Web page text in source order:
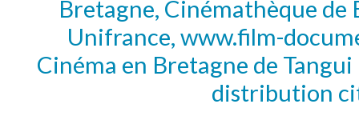
Bretagne, Cinémathèque de
Unifrance, www.film-
Cinéma en Bretagne de
distribution